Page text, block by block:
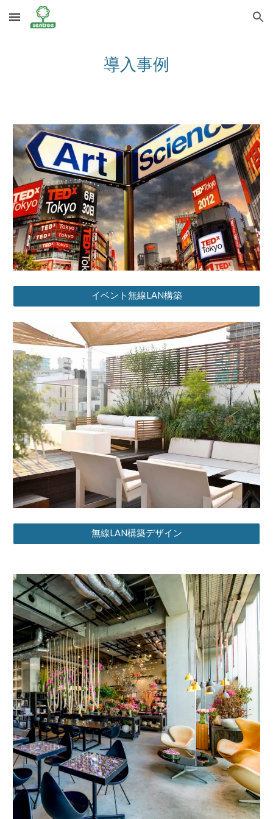
Skip to main content Skip to navigation
導入事例
イベント無線LAN構築
無線LAN構築デザイン